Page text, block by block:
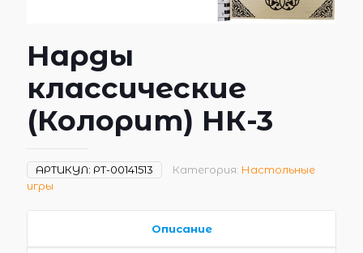
Нарды
классические
(Колорит) НК-3
АРТИКУЛ: РТ-00141513 Категория: Настольные
игры
Описание